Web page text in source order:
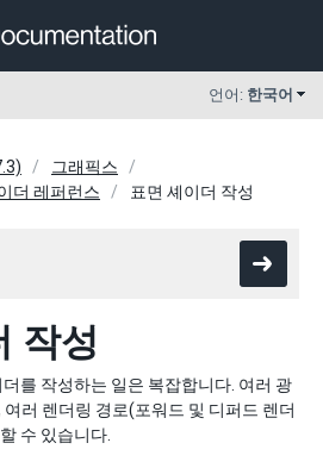
언어: 한국어
그래픽스
더 레퍼런스 표면 셰이더 작성
작성
를 작성하는 일은 복잡합니다. 여러 광
러 렌더링 경로(포워드 및 디퍼드 렌더
수 있습니다.